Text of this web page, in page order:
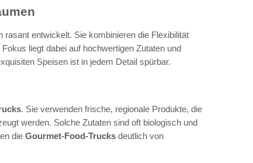
rasant entwickelt. Sie kombinieren die Flexibilität
Fokus liegt dabei auf hochwertigen Zutaten und
Speisen ist in jedem Detail spürbar.
. Sie verwenden frische, regionale Produkte, die
werden. Solche Zutaten sind oft biologisch und
die Gourmet-Food-Trucks deutlich von